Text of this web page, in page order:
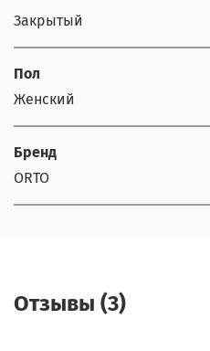
Закрытый
Пол
Женский
Бренд
ORTO
Отзывы (3)